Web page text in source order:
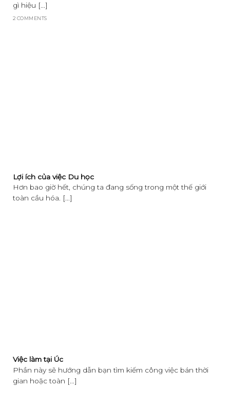
gì hiệu [...]
2 COMMENTS
Lợi ích của việc Du học
Hơn bao giờ hết, chúng ta đang sống trong một thế giới
toàn cầu hóa. [...]
Việc làm tại Úc
Phần này sẽ hướng dẫn bạn tìm kiếm công việc bán thời
gian hoặc toàn [...]